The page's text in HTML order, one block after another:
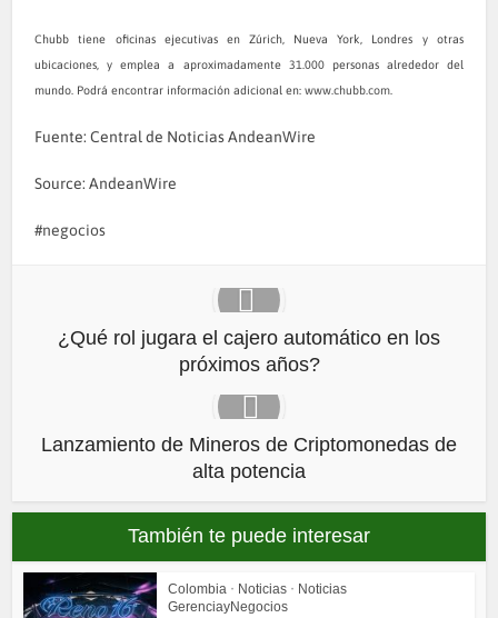
Chubb tiene oficinas ejecutivas en Zúrich, Nueva York, Londres y otras
ubicaciones, y emplea a aproximadamente 31.000 personas alrededor del
mundo. Podrá encontrar información adicional en: www.chubb.com
Fuente: Central de Noticias AndeanWire
Source: AndeanWire
negocios
¿Qué rol jugara el cajero automático en los
próximos años?
Lanzamiento de Mineros de Criptomonedas de
alta potencia
También te puede interesar
Colombia • Noticias • Noticias
GerenciayNegocios